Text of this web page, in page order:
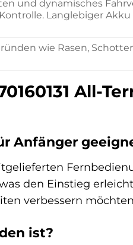
und dynamisches
Langlebiger
wie Rasen,
All-
Anfänger
den Einstieg
verbessern
ist?